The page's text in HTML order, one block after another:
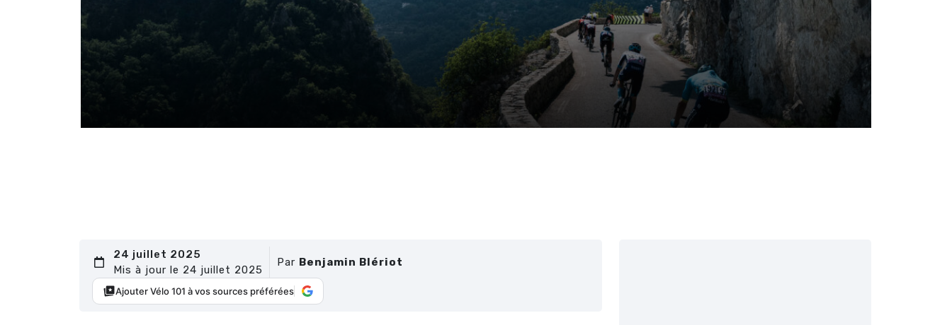
24 juillet 2025
Mis à jour le 24 juillet 2025
Par Benjamin Blériot
Ajouter Vélo 101 à vos sources préférées